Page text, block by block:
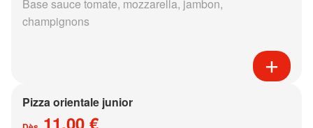
Base sauce tomate, mozzarella, jambon,
champignons
Pizza orientale junior
11.00 €